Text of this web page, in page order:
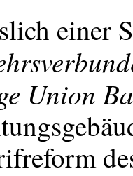
einer
Union